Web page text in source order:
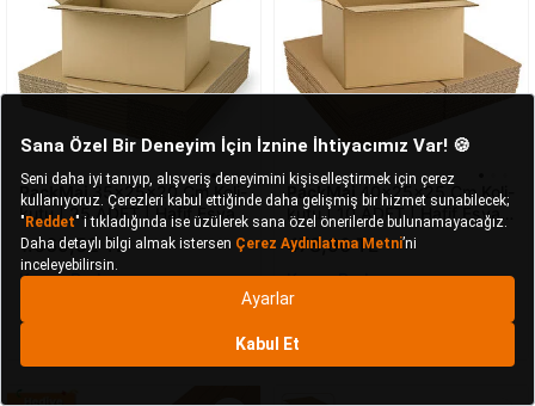
PackMai 35x25x20 Cm Koli-
kutu | 25 ADET | Hafif Eşya
Kolisi Tek Oluklu 3mm Karton
Kutu 25 Adet
1.069,52 TL
Kargo Bedava
PackMai
40x25x25 Cm Koli-
kutu | 10 ADET | Hafif Eşya
Kolisi Tek Oluklu 3mm Karton
Kutu 10 Adet
478,90 TL
Kargo Bedava